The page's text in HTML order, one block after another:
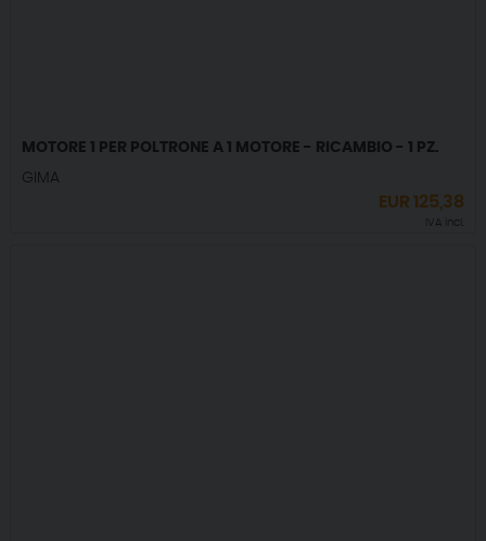
MOTORE 1 PER POLTRONE A 1 MOTORE - RICAMBIO - 1 PZ.
GIMA
EUR125,38
IVA incl.